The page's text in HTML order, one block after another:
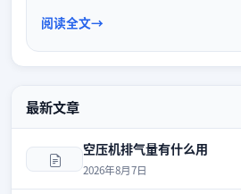
和资产管理人员准确进行账务处
阅读全文
最新文章
空压机排气量有什么用
2026年8月7日